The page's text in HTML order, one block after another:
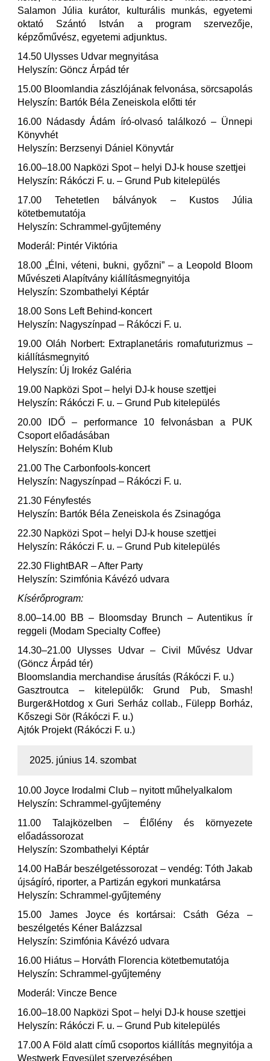
Salamon Júlia kurátor, kulturális munkás, egyetemi
oktató Szántó István a program szervezője,
képzőművész, egyetemi adjunktus.
14.50 Ulysses Udvar megnyitása
Helyszín: Göncz Árpád tér
15.00 Bloomlandia zászlójának felvonása, sörcsapolás
Helyszín: Bartók Béla Zeneiskola előtti tér
16.00 Nádasdy Ádám író-olvasó találkozó – Ünnepi
Könyvhét
Helyszín: Berzsenyi Dániel Könyvtár
16.00–18.00 Napközi Spot – helyi DJ-k house szettjei
Helyszín: Rákóczi F. u. – Grund Pub kitelepülés
17.00 Tehetetlen bálványok – Kustos Júlia
kötetbemutatója
Helyszín: Schrammel-gyűjtemény
Moderál: Pintér Viktória
18.00 „Élni, véteni, bukni, győzni” – a Leopold Bloom
Művészeti Alapítvány kiállításmegnyitója
Helyszín: Szombathelyi Képtár
18.00 Sons Left Behind-koncert
Helyszín: Nagyszínpad – Rákóczi F. u.
19.00 Oláh Norbert: Extraplanetáris romafuturizmus –
kiállításmegnyitó
Helyszín: Új Irokéz Galéria
19.00 Napközi Spot – helyi DJ-k house szettjei
Helyszín: Rákóczi F. u. – Grund Pub kitelepülés
20.00 IDŐ – performance 10 felvonásban a PUK
Csoport előadásában
Helyszín: Bohém Klub
21.00 The Carbonfools-koncert
Helyszín: Nagyszínpad – Rákóczi F. u.
21.30 Fényfestés
Helyszín: Bartók Béla Zeneiskola és Zsinagóga
22.30 Napközi Spot – helyi DJ-k house szettjei
Helyszín: Rákóczi F. u. – Grund Pub kitelepülés
22.30 FlightBAR – After Party
Helyszín: Szimfónia Kávézó udvara
Kísérőprogram:
8.00–14.00 BB – Bloomsday Brunch – Autentikus ír
reggeli (Modam Specialty Coffee)
14.30–21.00 Ulysses Udvar – Civil Művész Udvar
(Göncz Árpád tér)
Bloomslandia merchandise árusítás (Rákóczi F. u.)
Gasztroutca – kitelepülők: Grund Pub, Smash!
Burger&Hotdog x Guri Serház collab., Fülepp Borház,
Kőszegi Sör (Rákóczi F. u.)
Ajtók Projekt (Rákóczi F. u.)
2025. június 14. szombat
10.00 Joyce Irodalmi Club – nyitott műhelyalkalom
Helyszín: Schrammel-gyűjtemény
11.00 Talajközelben – Élőlény és környezete
előadássorozat
Helyszín: Szombathelyi Képtár
14.00 HaBár beszélgetéssorozat – vendég: Tóth Jakab
újságíró, riporter, a Partizán egykori munkatársa
Helyszín: Schrammel-gyűjtemény
15.00 James Joyce és kortársai: Csáth Géza –
beszélgetés Kéner Balázzsal
Helyszín: Szimfónia Kávézó udvara
16.00 Hiátus – Horváth Florencia kötetbemutatója
Helyszín: Schrammel-gyűjtemény
Moderál: Vincze Bence
16.00–18.00 Napközi Spot – helyi DJ-k house szettjei
Helyszín: Rákóczi F. u. – Grund Pub kitelepülés
17.00 A Föld alatt című csoportos kiállítás megnyitója a
Westwerk Egyesület szervezésében